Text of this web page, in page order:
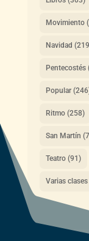
Movimiento
Navidad
Pentecostés
Popular
Ritmo(258)
San Martín
Teatro(91)
Varias clases